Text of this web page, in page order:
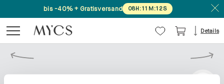
bis -40% + Gratisversand 08H:11 M:12S
Details